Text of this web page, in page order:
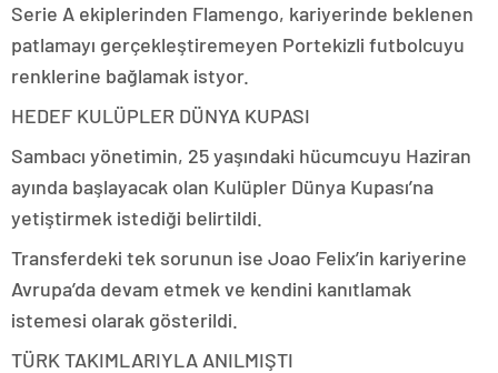
Serie A ekiplerinden Flamengo, kariyerinde beklenen
patlamayı gerçekleştiremeyen Portekizli futbolcuyu
renklerine bağlamak istyor.
HEDEF KULÜPLER DÜNYA KUPASI
Sambacı yönetimin, 25 yaşındaki hücumcuyu Haziran
ayında başlayacak olan Kulüpler Dünya Kupası’na
yetiştirmek istediği belirtildi.
Transferdeki tek sorunun ise Joao Felix’in kariyerine
Avrupa’da devam etmek ve kendini kanıtlamak
istemesi olarak gösterildi.
TÜRK TAKIMLARIYLA ANILMIŞTI